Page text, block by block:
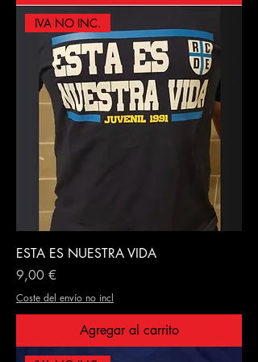
IVA NO INC.
ESTA ES NUESTRA VIDA
Precio
9,00 €
Coste del envío no incl
Agregar al carrito